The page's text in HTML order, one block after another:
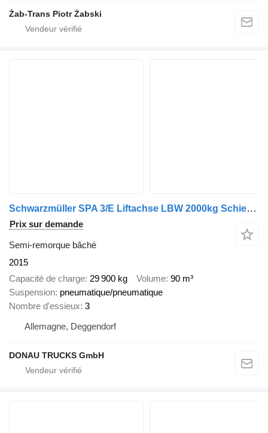
Żab-Trans Piotr Żabski
Schwarzmüller SPA 3/E Liftachse LBW 2000kg Schiebeplane
Prix sur demande
Semi-remorque bâché
2015
Capacité de charge 29 900 kg Volume 90 m³
Suspension pneumatique/pneumatique
Nombre d'essieux 3
Allemagne, Deggendorf
DONAU TRUCKS GmbH